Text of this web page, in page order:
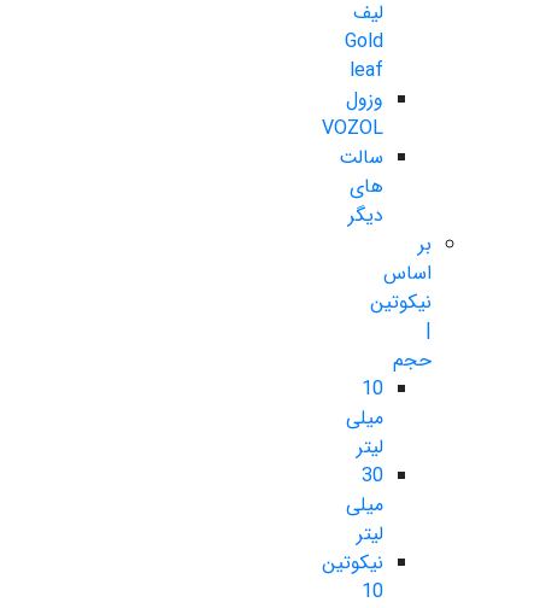
لیف
Gold
leaf
وزول
VOZOL
سالت
های
دیگر
بر
اساس
نیکوتین
|
حجم
10
میلی
لیتر
30
میلی
لیتر
نیکوتین
10